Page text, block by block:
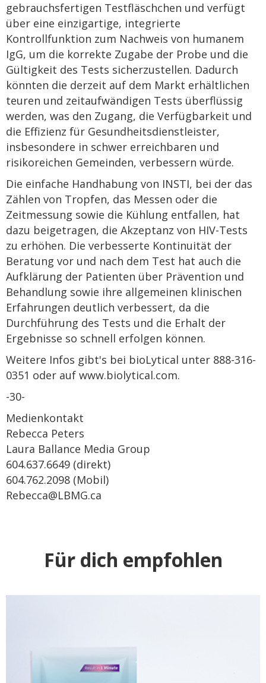
gebrauchsfertigen Testfläschchen und verfügt
über eine einzigartige, integrierte
Kontrollfunktion zum Nachweis von humanem
IgG, um die korrekte Zugabe der Probe und die
Gültigkeit des Tests sicherzustellen. Dadurch
könnten die derzeit auf dem Markt erhältlichen
teuren und zeitaufwändigen Tests überflüssig
werden, was den Zugang, die Verfügbarkeit und
die Effizienz für Gesundheitsdienstleister,
insbesondere in schwer erreichbaren und
risikoreichen Gemeinden, verbessern würde.
Die einfache Handhabung von INSTI, bei der das
Zählen von Tropfen, das Messen oder die
Zeitmessung sowie die Kühlung entfallen, hat
dazu beigetragen, die Akzeptanz von HIV-Tests
zu erhöhen. Die verbesserte Kontinuität der
Beratung vor und nach dem Test hat auch die
Aufklärung der Patienten über Prävention und
Behandlung sowie ihre allgemeinen klinischen
Erfahrungen deutlich verbessert, da die
Durchführung des Tests und die Erhalt der
Ergebnisse so schnell erfolgen können.
Weitere Infos gibt's bei bioLytical unter 888-316-
0351 oder auf www.biolytical.com.
-30-
Medienkontakt
Rebecca Peters
Laura Ballance Media Group
604.637.6649 (direkt)
604.762.2098 (Mobil)
Rebecca@LBMG.ca
Für dich empfohlen